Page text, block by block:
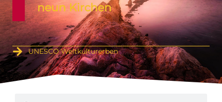
neun Kirchen
UNESCO Weltkulturerben